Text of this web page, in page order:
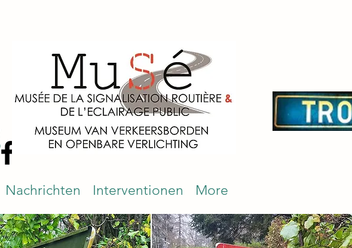
Nachrichten Interventionen More